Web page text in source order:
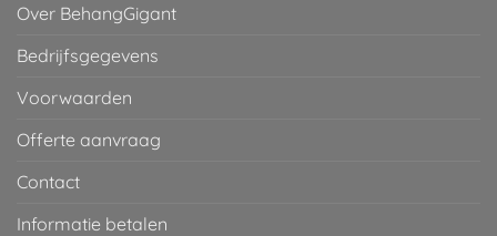
Over BehangGigant
Bedrijfsgegevens
Voorwaarden
Offerte aanvraag
Contact
Informatie betalen